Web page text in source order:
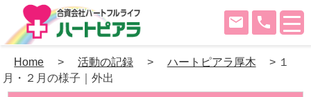
Skip
to
phone
mail
Home > 活動の記録 > ハートピアラ厚木 > １
月・２月の様子｜外出